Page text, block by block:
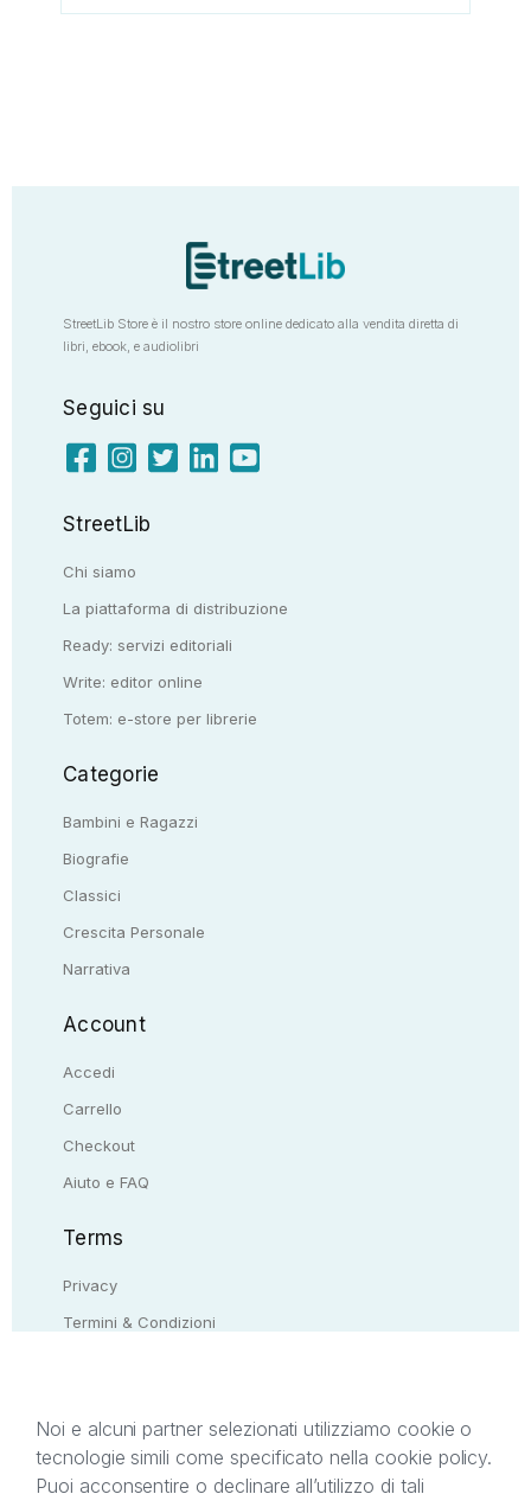
StreetLib Store è il nostro store online dedicato alla vendita diretta di
libri, ebook, e audiolibri
Seguici su
StreetLib
Chi siamo
La piattaforma di distribuzione
Ready: servizi editoriali
Write: editor online
Totem: e-store per librerie
Categorie
Bambini e Ragazzi
Biografie
Classici
Crescita Personale
Narrativa
Account
Accedi
Carrello
Checkout
Aiuto e FAQ
Terms
Privacy
Termini & Condizioni
Il presente sito web è di proprietà di StreetLib S.r.l.
Noi e alcuni partner selezionati utilizziamo cookie o
tecnologie simili come specificato nella cookie policy.
Puoi acconsentire o declinare all’utilizzo di tali